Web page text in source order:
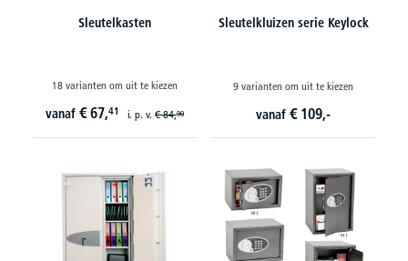
Sleutelkasten
18 varianten om uit te kiezen
vanaf € 67,41 i. p. v. € 84,90
Sleutelkluizen serie Keylock
9 varianten om uit te kiezen
vanaf € 109,-